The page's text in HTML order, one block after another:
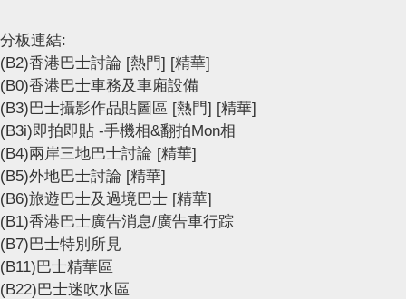
分板連結:
(B2)香港巴士討論 [熱門] [精華]
(B0)香港巴士車務及車廂設備
(B3)巴士攝影作品貼圖區 [熱門] [精華]
(B3i)即拍即貼 -手機相&翻拍Mon相
(B4)兩岸三地巴士討論 [精華]
(B5)外地巴士討論 [精華]
(B6)旅遊巴士及過境巴士 [精華]
(B1)香港巴士廣告消息/廣告車行踪
(B7)巴士特別所見
(B11)巴士精華區
(B22)巴士迷吹水區